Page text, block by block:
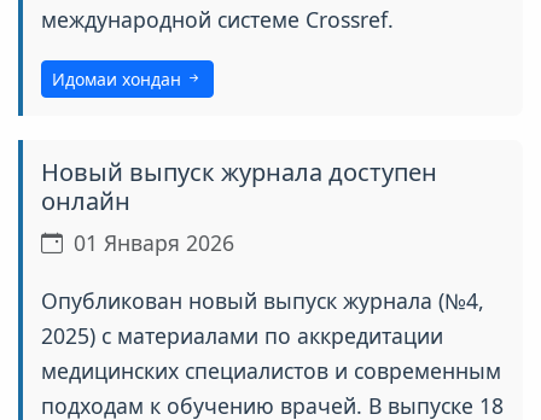
международной системе Crossref.
Идомаи хондан
Новый выпуск журнала доступен
онлайн
01 Января 2026
Опубликован новый выпуск журнала (№4,
2025) с материалами по аккредитации
медицинских специалистов и современным
подходам к обучению врачей. В выпуске 18